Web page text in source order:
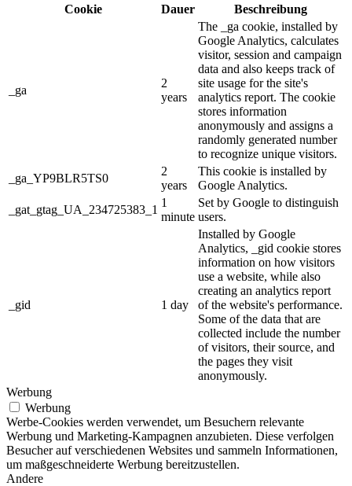
Cookie
Dauer Beschreibung
_ga
2
years
The _ga cookie, installed by
Google Analytics, calculates
visitor, session and campaign
data and also keeps track of
site usage for the site's
analytics report. The cookie
stores information
anonymously and assigns a
randomly generated number
to recognize unique visitors.
_ga_YP9BLR5TS0
2
years
This cookie is installed by
Google Analytics.
_gat_gtag_UA_234725383_1
1
minute
Set by Google to distinguish
users.
_gid 1 day
Installed by Google
Analytics, _gid cookie stores
information on how visitors
use a website, while also
creating an analytics report
of the website's performance.
Some of the data that are
collected include the number
of visitors, their source, and
the pages they visit
anonymously.
Werbung
Werbung
Werbe-Cookies werden verwendet, um Besuchern relevante
Werbung und Marketing-Kampagnen anzubieten. Diese verfolgen
Besucher auf verschiedenen Websites und sammeln Informationen,
um maßgeschneiderte Werbung bereitzustellen.
Andere